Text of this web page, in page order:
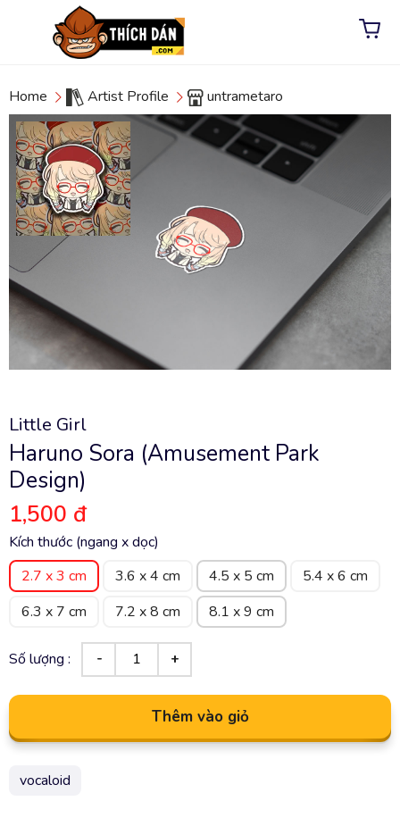
Home Artist Profile untrametaro
Little Girl
Haruno Sora (Amusement Park
Design)
1,500 đ
Kích thước (ngang x dọc)
2.7 x 3 cm
3.6 x 4 cm 4.5 x 5 cm
5.4 x 6 cm
6.3 x 7 cm
7.2 x 8 cm 8.1 x 9 cm
Số lượng :
Thêm vào giỏ
vocaloid